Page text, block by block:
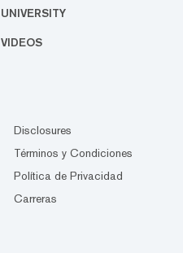
UNIVERSITY
VIDEOS
Disclosures
Términos y Condiciones
Política de Privacidad
Carreras